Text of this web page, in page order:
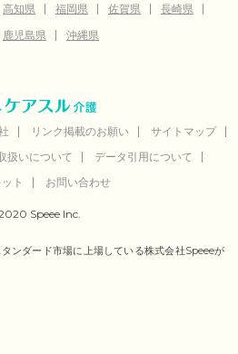
高知県 福岡県 佐賀県
長崎県
鹿児島県 沖縄県
リンク掲載のお願い
サイトマップ
扱いについて
データ引用について
ト
お問い合わせ
Speee Inc.
ンダード市場に上場している株式会社Speeeが